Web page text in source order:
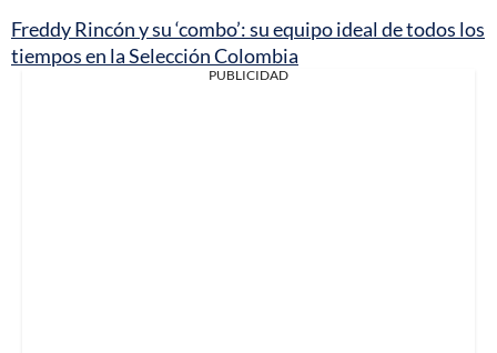
Freddy Rincón y su ‘combo’: su equipo ideal de todos los
tiempos en la Selección Colombia
PUBLICIDAD